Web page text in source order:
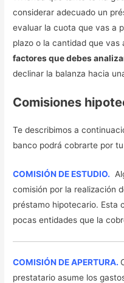
considerar adecuado un
evaluar la cuota que vas a
plazo o la cantidad que
factores que debes
declinar la balanza hacia
Comisiones
Te describimos a
banco podrá cobrarte por
COMISIÓN DE ESTUDIO.
comisión por la realización
préstamo hipotecario. Esta
pocas entidades que la
COMISIÓN DE APERTURA.
prestatario asume los